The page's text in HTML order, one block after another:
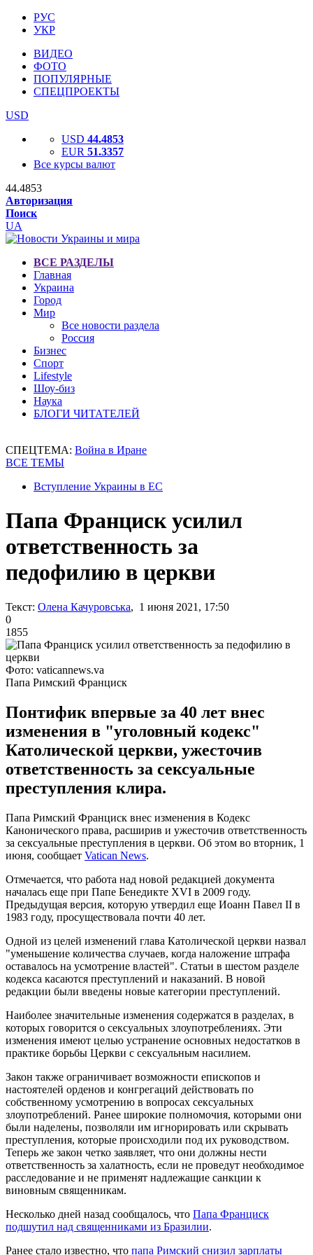
РУС
УКР
ВИДЕО
ФОТО
ПОПУЛЯРНЫЕ
СПЕЦПРОЕКТЫ
USD
USD 44.4853
EUR 51.3357
Все курсы валют
44.4853
Авторизация
Поиск
UA
ВСЕ РАЗДЕЛЫ
Главная
Украина
Город
Мир
Все новости раздела
Россия
Бизнес
Спорт
Lifestyle
Шоу-биз
Наука
БЛОГИ ЧИТАТЕЛЕЙ
СПЕЦТЕМА: Война в Иране
ВСЕ ТЕМЫ
Вступление Украины в ЕС
Папа Франциск усилил
ответственность за
педофилию в церкви
Текст: Олена Качуровська, 1 июня 2021, 17:50
0
1855
Фото: vaticannews.va
Папа Римский Франциск
Понтифик впервые за 40 лет внес
изменения в "уголовный кодекс"
Католической церкви, ужесточив
ответственность за сексуальные
преступления клира.
Папа Римский Франциск внес изменения в Кодекс
Канонического права, расширив и ужесточив ответственность
за сексуальные преступления в церкви. Об этом во вторник, 1
июня, сообщает Vatican News.
Отмечается, что работа над новой редакцией документа
началась еще при Папе Бенедикте XVI в 2009 году.
Предыдущая версия, которую утвердил еще Иоанн Павел II в
1983 году, просуществовала почти 40 лет.
Одной из целей изменений глава Католической церкви назвал
"уменьшение количества случаев, когда наложение штрафа
оставалось на усмотрение властей". Статьи в шестом разделе
кодекса касаются преступлений и наказаний. В новой
редакции были введены новые категории преступлений.
Наиболее значительные изменения содержатся в разделах, в
которых говорится о сексуальных злоупотреблениях. Эти
изменения имеют целью устранение основных недостатков в
практике борьбы Церкви с сексуальным насилием.
Закон также ограничивает возможности епископов и
настоятелей орденов и конгрегаций действовать по
собственному усмотрению в вопросах сексуальных
злоупотреблений. Ранее широкие полномочия, которыми они
были наделены, позволяли им игнорировать или скрывать
преступления, которые происходили под их руководством.
Теперь же закон четко заявляет, что они должны нести
ответственность за халатность, если не проведут необходимое
расследование и не применят надлежащие санкции к
виновным священникам.
Несколько дней назад сообщалось, что Папа Франциск
подшутил над священниками из Бразилии.
Ранее стало известно, что папа Римский снизил зарплаты